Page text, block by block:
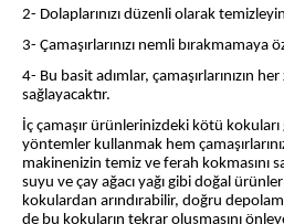
2- Dolaplarınızı düzenli olarak
3- Çamaşırlarınızı nemli bırakmamaya
4- Bu basit adımlar, çamaşırlarınızın
sağlayacaktır.
İç çamaşır ürünlerinizdeki kötü
yöntemler kullanmak hem
makinenizin temiz ve ferah kokmasını
suyu ve çay ağacı yağı gibi doğal
kokulardan arındırabilir, doğru
de bu kokuların tekrar oluşmasını